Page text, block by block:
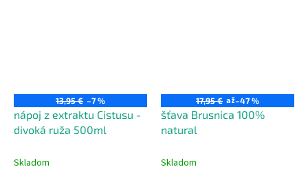
13,95 € –7 %
nápoj z extraktu Cistusu -
divoká ruža 500ml
Skladom
17,95 € až–47 %
šťava Brusnica 100%
natural
Skladom